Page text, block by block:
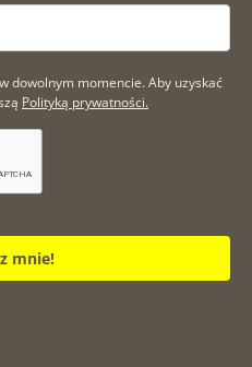
dowolnym momencie. Aby uzyskać
Polityką prywatności.
mnie!